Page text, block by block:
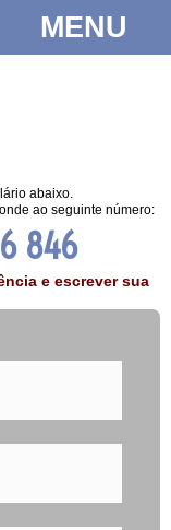
MENU
abaixo.
ao seguinte número:
846
e escrever sua